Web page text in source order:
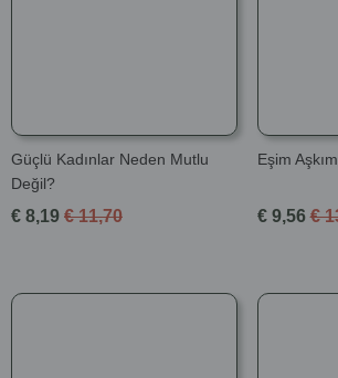
Güçlü Kadınlar Neden Mutlu
Değil?
€ 8,19 € 11,70
Eşim
€ 9,56 €